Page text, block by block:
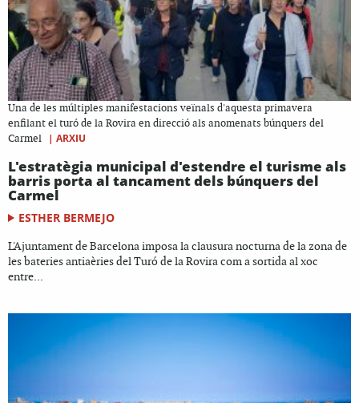
Una de les múltiples manifestacions veïnals d'aquesta primavera
enfilant el turó de la Rovira en direcció als anomenats búnquers del
Carmel
| ARXIU
L'estratègia municipal d'estendre el turisme als
barris porta al tancament dels búnquers del
Carmel
ESTHER BERMEJO
L'Ajuntament de Barcelona imposa la clausura nocturna de la zona de
les bateries antiaèries del Turó de la Rovira com a sortida al xoc
entre...